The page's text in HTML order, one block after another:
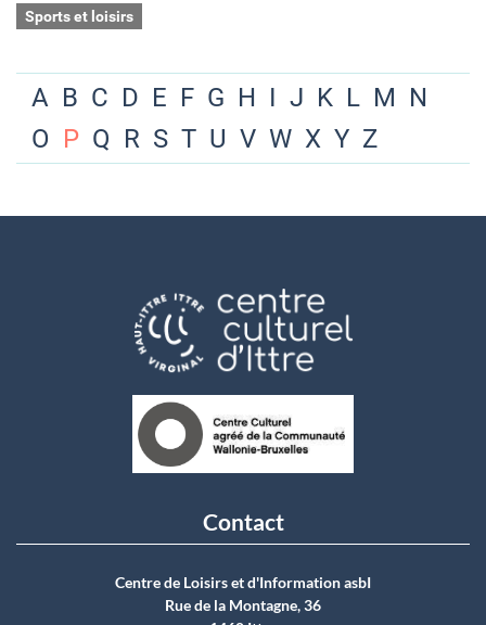
Sports et loisirs
A B C D E F G H I J K L M N
O P Q R S T U V W X Y Z
Contact
Centre de Loisirs et d'Information asbI
Rue de la Montagne, 36